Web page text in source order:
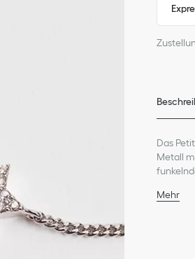
Das
Metall
Mehr